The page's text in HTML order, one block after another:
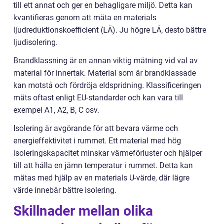
till ett annat och ger en behagligare miljö. Detta kan
kvantifieras genom att mäta en materials
ljudreduktionskoefficient (LÄ). Ju högre LÄ, desto bättre
ljudisolering.
Brandklassning är en annan viktig mätning vid val av
material för innertak. Material som är brandklassade
kan motstå och fördröja eldspridning. Klassificeringen
mäts oftast enligt EU-standarder och kan vara till
exempel A1, A2, B, C osv.
Isolering är avgörande för att bevara värme och
energieffektivitet i rummet. Ett material med hög
isoleringskapacitet minskar värmeförluster och hjälper
till att hålla en jämn temperatur i rummet. Detta kan
mätas med hjälp av en materials U-värde, där lägre
värde innebär bättre isolering.
Skillnader mellan olika